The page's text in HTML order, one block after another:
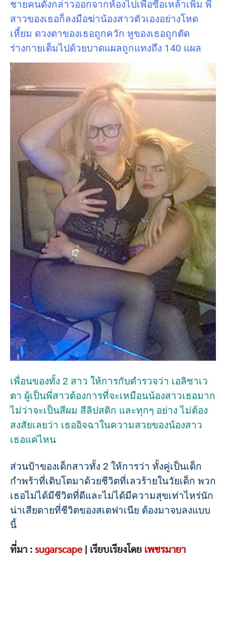
ชายคนดังกล่าวออกจากห้องไปเพื่อซื้อเหล้าเพิ่ม พี่
สาวของเธอก็ลงมือฆ่าน้องสาวตัวเองอย่างโหด
เหี้ยม ดวงตาของเธอถูกควัก หูของเธอถูกตัด
ร่างกายเต็มไปด้วยบาดแผลถูกแทงถึง 140 แผล
เพื่อนของทั้ง 2 สาว ให้การกับตำรวจว่า เอลิซาเว
ตา ผู้เป็นพี่สาวต้องการที่จะเหมือนน้องสาวเธอมาก
ไม่ว่าจะเป็นสีผม สีลิปสติก และทุกๆ อย่าง ไม่ต้อง
สงสัยเลยว่า เธออิจฉาในความสวยของน้องสาว
เธอแค่ไหน
ส่วนป้าของเด็กสาวทั้ง 2 ให้การว่า ทั้งคู่เป็นเด็ก
กำพร้าที่เติบโตมาด้วยชีวิตที่เลวร้ายในวัยเด็ก พวก
เธอไม่ได้มีชีวิตที่ดีและไม่ได้มีความสุขเท่าไหร่นัก
น่าเสียดายที่ชีวิตของสเตฟาเนีย ต้องมาจบลงแบบ
นี้
ที่มา : sugarscape| เรียบเรียงโดย เพชรมายา